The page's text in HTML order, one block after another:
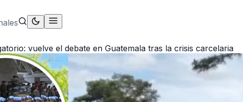
vuelve el debate en Guatemala tras la crisis carcelaria